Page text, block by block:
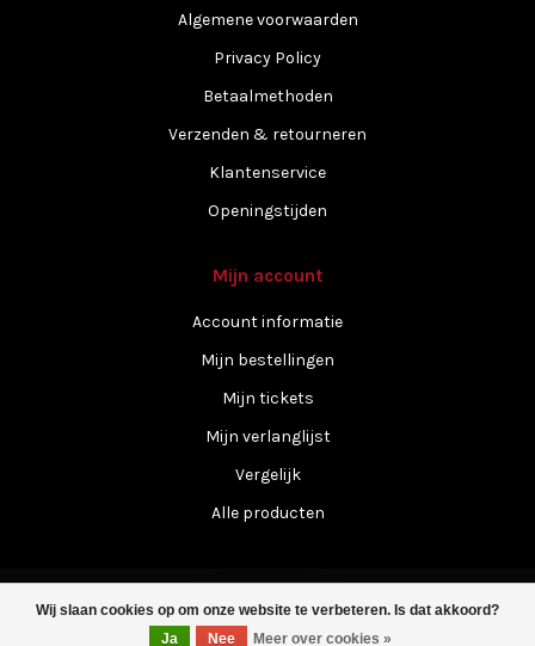
Wij slaan cookies op om onze website te verbeteren. Is dat akkoord?
Ja
Nee Meer over cookies »
Algemene voorwaarden
Privacy Policy
Betaalmethoden
Verzenden & retourneren
Klantenservice
Openingstijden
Mijn account
Account informatie
Mijn bestellingen
Mijn tickets
Mijn verlanglijst
Vergelijk
Alle producten
Filters